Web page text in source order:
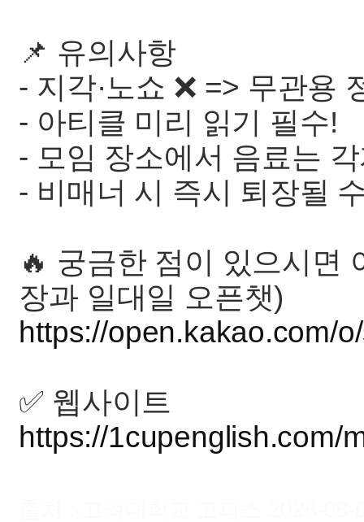
📌 유의사항
- 지각·노쇼 ❌ => 무관용
- 아티클 미리 읽기 필수!
- 모임 장소에서 음료는
- 비매너 시 즉시 퇴장될
🔥 궁금한 점이 있으시면
장과 일대일 오픈챗)
https://open.kakao.com/
✅ 웹사이트
https://1cupenglish.com/